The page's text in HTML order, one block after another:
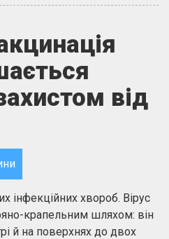
від
інфекційних хвороб. Вірус
крапельним шляхом: він
й на поверхнях до двох